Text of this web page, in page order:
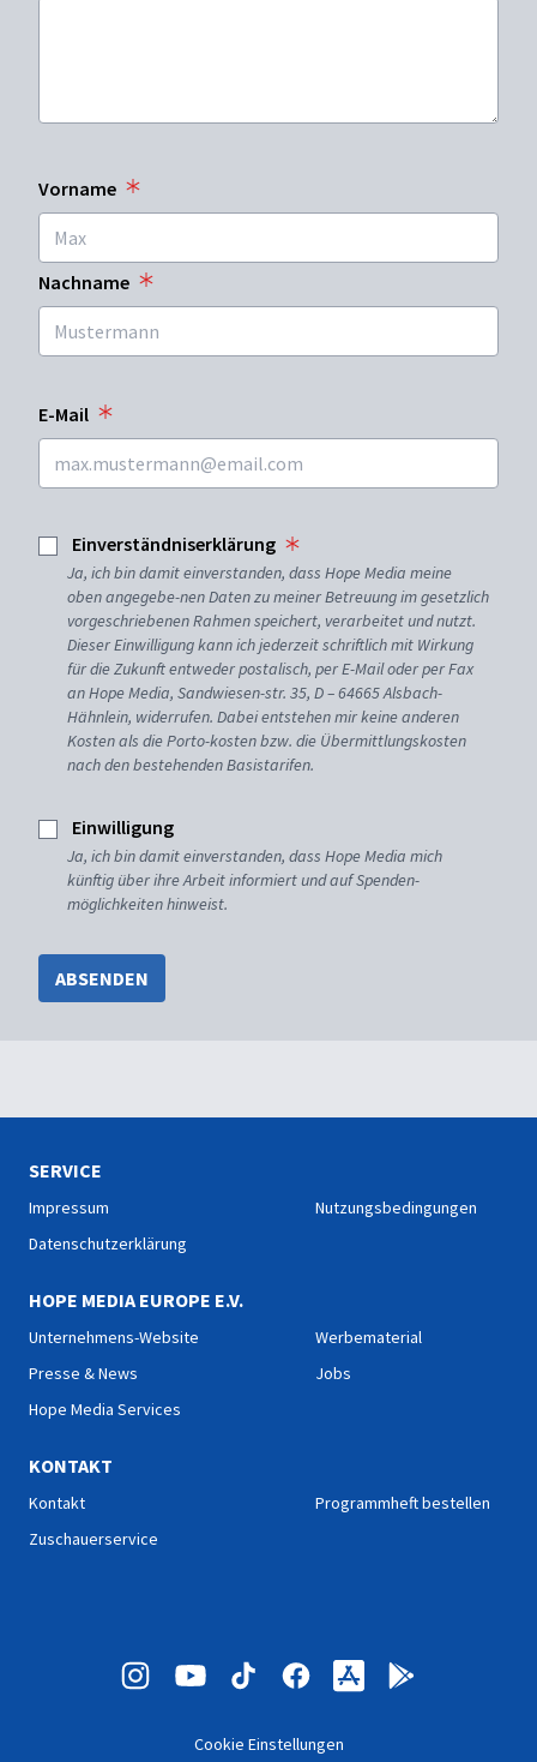
Vorname
Nachname
E-Mail
Einverständniserklärung
Ja, ich bin damit einverstanden, dass Hope Media meine
oben angegebe-nen Daten zu meiner Betreuung im gesetzlich
vorgeschriebenen Rahmen speichert, verarbeitet und nutzt.
Dieser Einwilligung kann ich jederzeit schriftlich mit Wirkung
für die Zukunft entweder postalisch, per E-Mail oder per Fax
an Hope Media, Sandwiesen-str. 35, D – 64665 Alsbach-
Hähnlein, widerrufen. Dabei entstehen mir keine anderen
Kosten als die Porto-kosten bzw. die Übermittlungskosten
nach den bestehenden Basistarifen.
Einwilligung
Ja, ich bin damit einverstanden, dass Hope Media mich
künftig über ihre Arbeit informiert und auf Spenden-
möglichkeiten hinweist.
ABSENDEN
SERVICE
Impressum
Datenschutzerklärung
Nutzungsbedingungen
HOPE MEDIA EUROPE E.V.
Unternehmens-Website
Presse & News
Hope Media Services
Werbematerial
Jobs
KONTAKT
Kontakt
Zuschauerservice
Programmheft bestellen
Cookie Einstellungen